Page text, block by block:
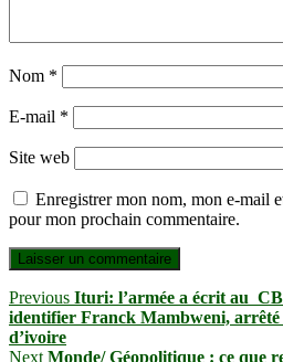
Nom *
E-mail *
Site web
Enregistrer mon nom, mon e-mail
pour mon prochain commentaire.
Navigation
de
Previous Previous
post:
Ituri: l’armée a écrit au
identifier Franck Mambweni, arrêté
d’ivoire
Next Next
Monde/ Géopolitique : ce que